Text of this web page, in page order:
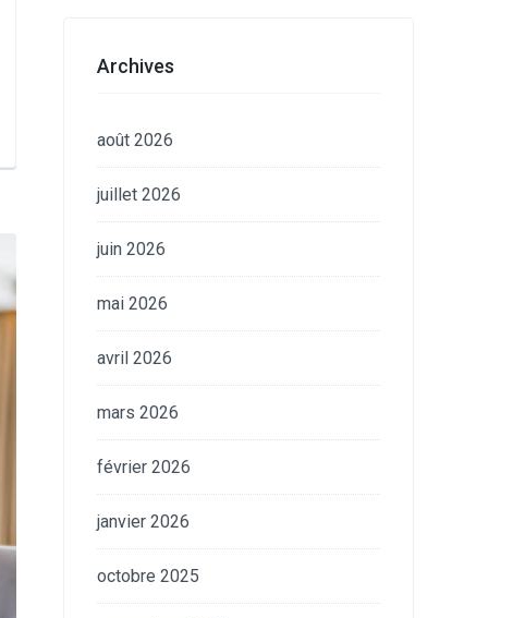
Archives
août 2026
juillet 2026
juin 2026
mai 2026
avril 2026
mars 2026
février 2026
janvier 2026
octobre 2025